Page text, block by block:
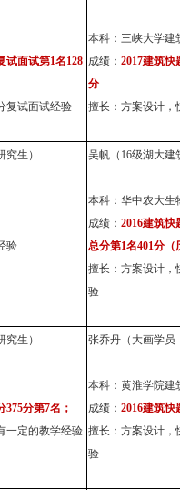
试面试第1名128
复试面试经验
本科：三峡大学建
成绩： 2017建筑快
分
擅长：方案设计，
生）
验
吴帆（16级湖大建
本科：华中农大生
成绩： 2016建筑快
总分第1名401分（
擅长：方案设计，
验
生）
375分第7名；
一定的教学经验
张乔丹（大画学员
本科：黄淮学院建
成绩： 2016建筑快
擅长：方案设计，
验